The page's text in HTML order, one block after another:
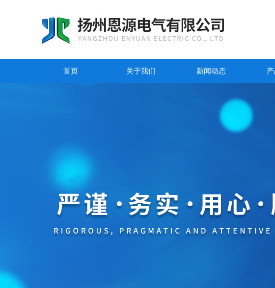
首页 关于我们 新闻动态